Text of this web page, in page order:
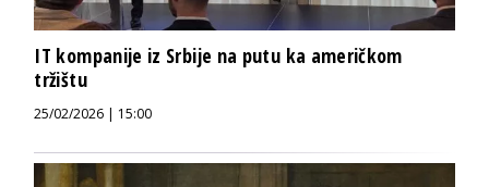
IT kompanije iz Srbije na putu ka američkom
tržištu
25/02/2026 | 15:00